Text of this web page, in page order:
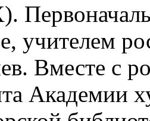
учителем
Вместе с
Академии